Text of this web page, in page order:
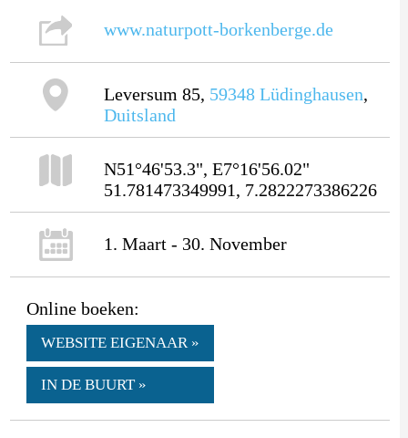
www.naturpott-borkenberge.de
Leversum 85, 59348 Lüdinghausen,
Duitsland
N51°46'53.3", E7°16'56.02"
51.781473349991, 7.2822273386226
1. Maart - 30. November
Online boeken:
WEBSITE EIGENAAR »
IN DE BUURT »